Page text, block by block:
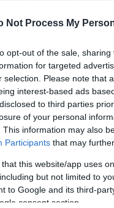
Not Process My
opt-out of the sale,
for targeted
selection. Please note that
interest-based ads
to third parties
of your personal
This information may also
Participants that may
that this website/app uses
but not limited to
to Google and its third-
consent section.
Cruzmellei a
ez nem is csoda: látszik
a lényeg, hogy valami
ha nem túl vastag.
elég volt csak ránéznie, és
is tűnik úgy, mint valami
de aztán kiderül, hogy
- pont ilyen segéderőről